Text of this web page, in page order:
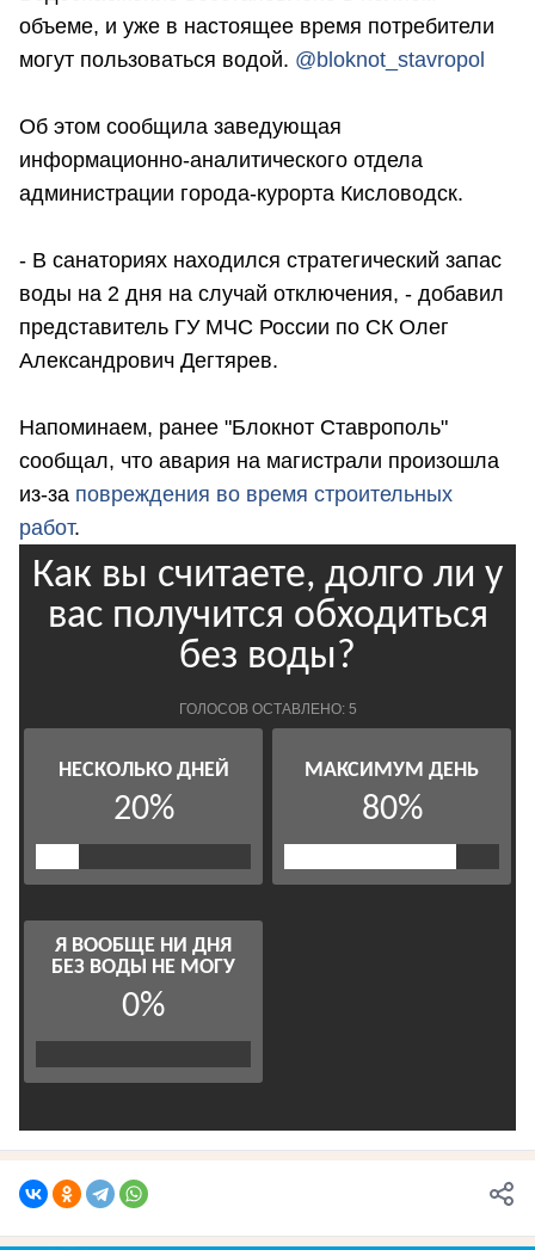
объеме, и уже в настоящее время потребители
могут пользоваться водой. @bloknot_stavropol
Об этом сообщила заведующая
информационно-аналитического отдела
администрации города-курорта Кисловодск.
- В санаториях находился стратегический запас
воды на 2 дня на случай отключения, - добавил
представитель ГУ МЧС России по СК Олег
Александрович Дегтярев.
Напоминаем, ранее "Блокнот Ставрополь"
сообщал, что авария на магистрали произошла
из-за повреждения во время строительных
работ.